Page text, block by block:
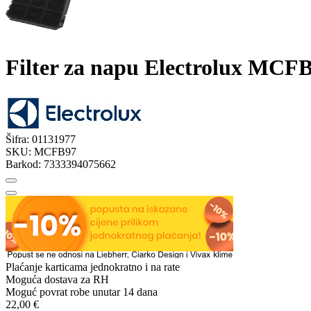
Filter za napu Electrolux
Šifra: 01131977
SKU: MCFB97
Barkod: 7333394075662
Plaćanje karticama jednokratno i na rate
Moguća dostava za RH
Moguć povrat robe unutar 14 dana
22,00 €